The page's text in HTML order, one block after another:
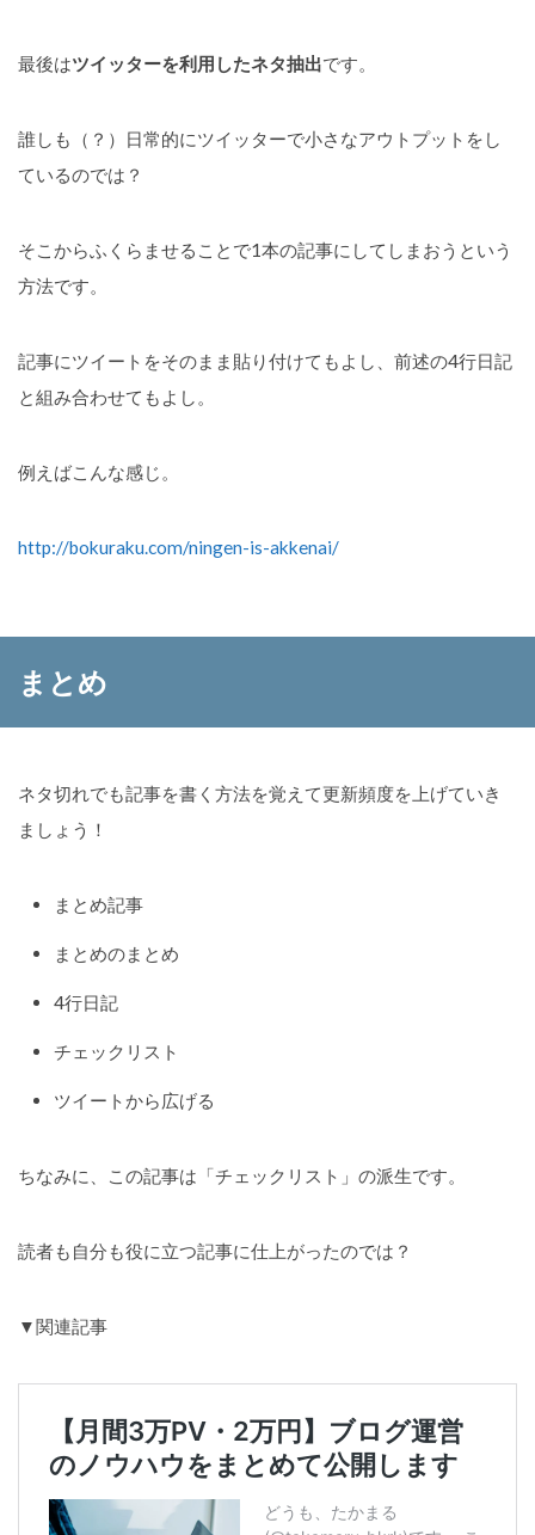
最後はツイッターを利用したネタ抽出です。
誰しも（？）日常的にツイッターで小さなアウトプットをし
ているのでは？
そこからふくらませることで1本の記事にしてしまおうという
方法です。
記事にツイートをそのまま貼り付けてもよし、前述の4行日記
と組み合わせてもよし。
例えばこんな感じ。
http://bokuraku.com/ningen-is-akkenai/
まとめ
ネタ切れでも記事を書く方法を覚えて更新頻度を上げていき
ましょう！
まとめ記事
まとめのまとめ
4行日記
チェックリスト
ツイートから広げる
ちなみに、この記事は「チェックリスト」の派生です。
読者も自分も役に立つ記事に仕上がったのでは？
▼関連記事